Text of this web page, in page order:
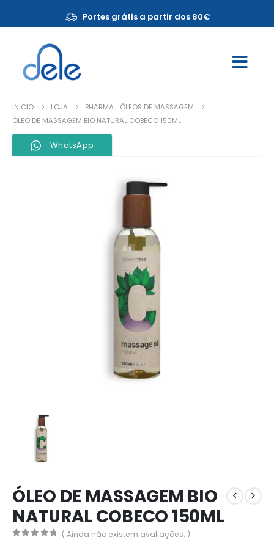
Portes grátis a partir dos 80€
INICIO LOJA PHARMA, ÓLEOS DE MASSAGEM
ÓLEO DE MASSAGEM BIO NATURAL COBECO 150ML
WhatsApp
ÓLEO DE MASSAGEM BIO
NATURAL COBECO 150ML
( Ainda não existem avaliações. )